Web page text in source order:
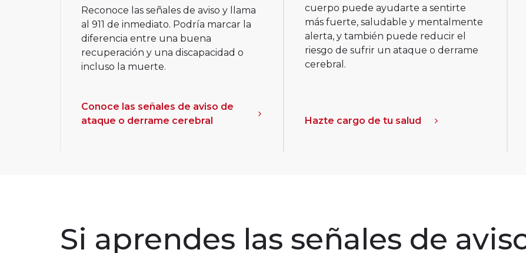
Reconoce las señales de aviso y llama
al 911 de inmediato. Podría marcar la
diferencia entre una buena
recuperación y una discapacidad o
incluso la muerte.
Conoce las señales de aviso de
ataque o derrame cerebral
cuerpo puede ayudarte a sentirte
más fuerte, saludable y mentalmente
alerta, y también puede reducir el
riesgo de sufrir un ataque o derrame
cerebral.
Hazte cargo de tu salud
Si aprendes las señales de